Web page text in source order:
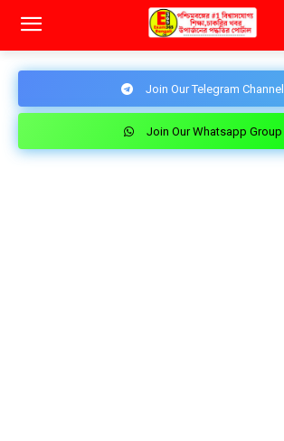
Join Our Telegram Channel
Join Our Whatsapp Group